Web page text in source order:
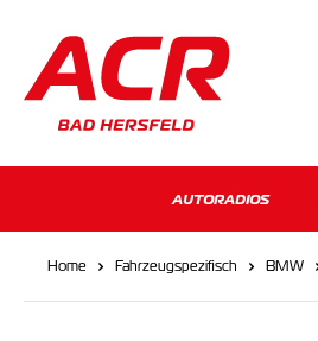
AUTORADIOS
Home Fahrzeugspezifisch BMW